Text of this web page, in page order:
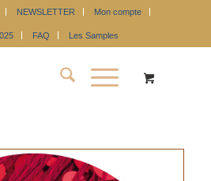
NEWSLETTER Mon compte
FAQ Les Samples